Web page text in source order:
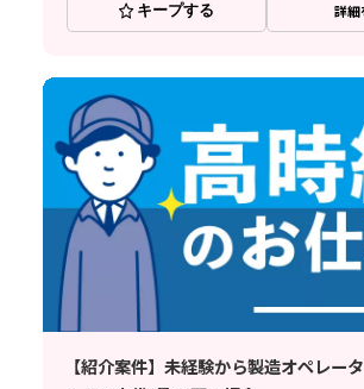
キープする 詳細
【紹介案件】未経験から製造オペレー